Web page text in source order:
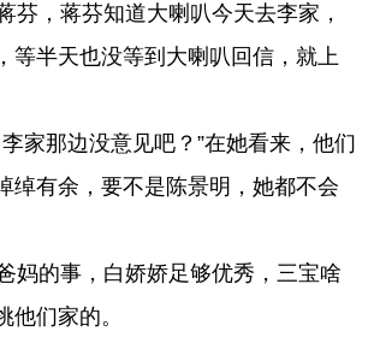
，蒋芬知道大喇叭今天去李家，
等半天也没等到大喇叭回信，就上
家那边没意见吧？”在她看来，他们
绰有余，要不是陈景明，她都不会
妈的事，白娇娇足够优秀，三宝啥
他们家的。